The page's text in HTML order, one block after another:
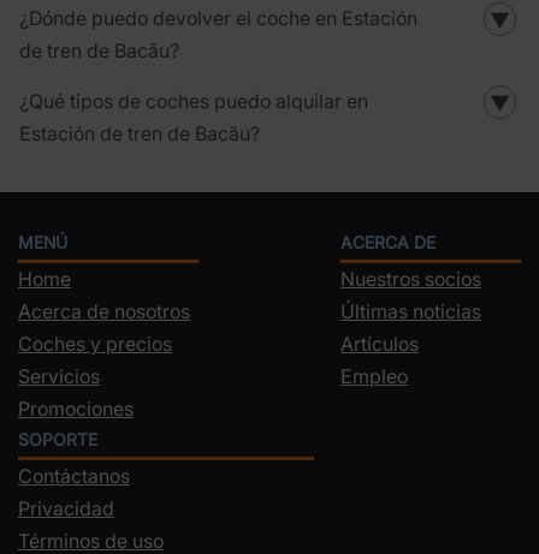
¿Dónde puedo devolver el coche en Estación
de tren de Bacău?
▼
¿Qué tipos de coches puedo alquilar en
Estación de tren de Bacău?
▼
MENÚ
Home
Acerca de nosotros
Coches y precios
Servicios
Promociones
ACERCA DE
Nuestros socios
Últimas noticias
Artículos
Empleo
SOPORTE
Contáctanos
Privacidad
Términos de uso